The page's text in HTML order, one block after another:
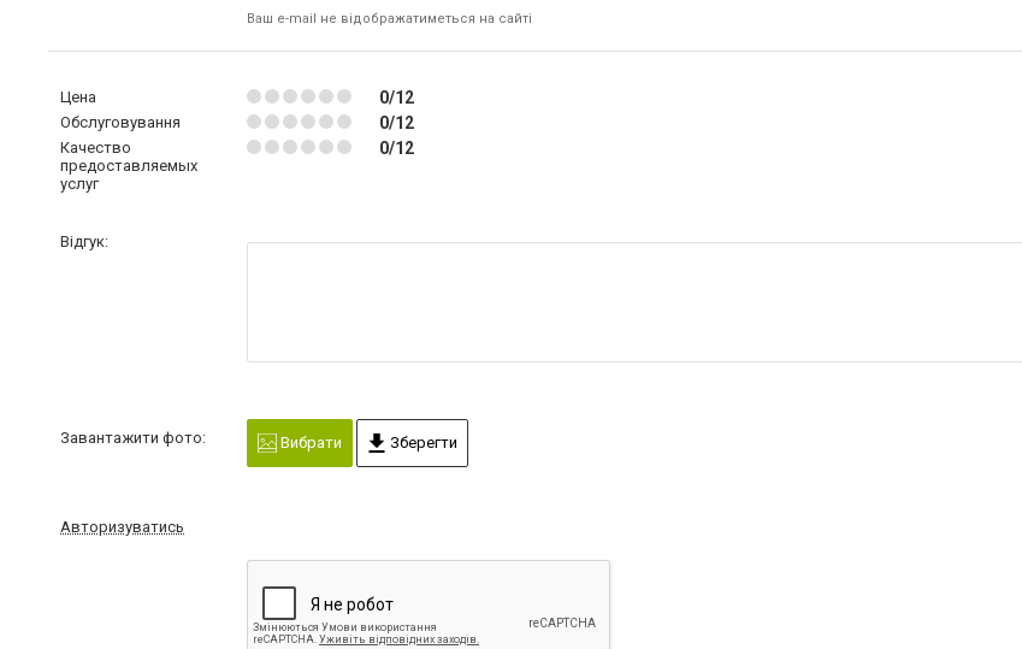
Ваш e-mail не відображатиметься на сайті
Цена 0/12
Обслуговування 0/12
Качество
предоставляемых
услуг
0/12
Відгук:
Завантажити фото: Вибрати Зберегти
Авторизуватись